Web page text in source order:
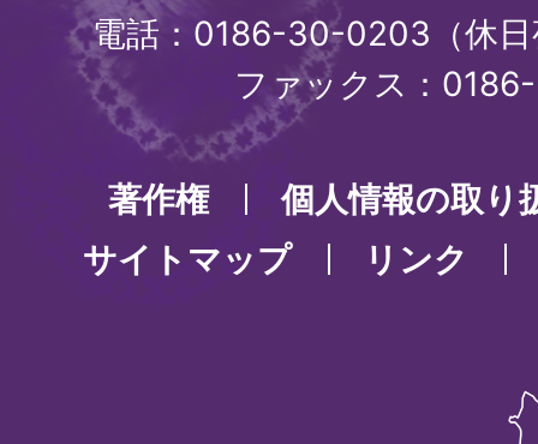
電話：0186-30-0203（休
ファックス：
著作権
個人情報の取り
サイトマップ
リンク